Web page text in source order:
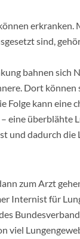
erkranken.
sind,
bahnen sich
Dort können
Folge kann
eine überblähte
und dadurch
zum Arzt
Internist für
viel